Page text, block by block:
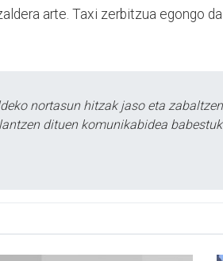
arte. Taxi zerbitzua egongo
nortasun hitzak jaso eta
dituen komunikabidea